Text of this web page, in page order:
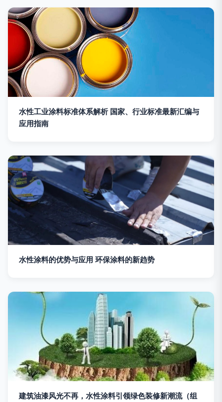
水性工业涂料标准体系解析 国家、行业标准最新汇编与
应用指南
水性涂料的优势与应用 环保涂料的新趋势
建筑油漆风光不再，水性涂料引领绿色装修新潮流（组